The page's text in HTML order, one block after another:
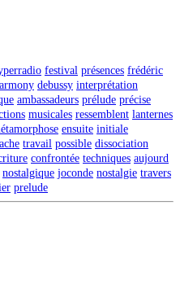
festival présences frédéric
debussy interprétation
ambassadeurs prélude précise
musicales ressemblent lanternes
ensuite initiale
travail possible dissociation
confrontée techniques aujourd
nostalgique joconde nostalgie travers
prelude